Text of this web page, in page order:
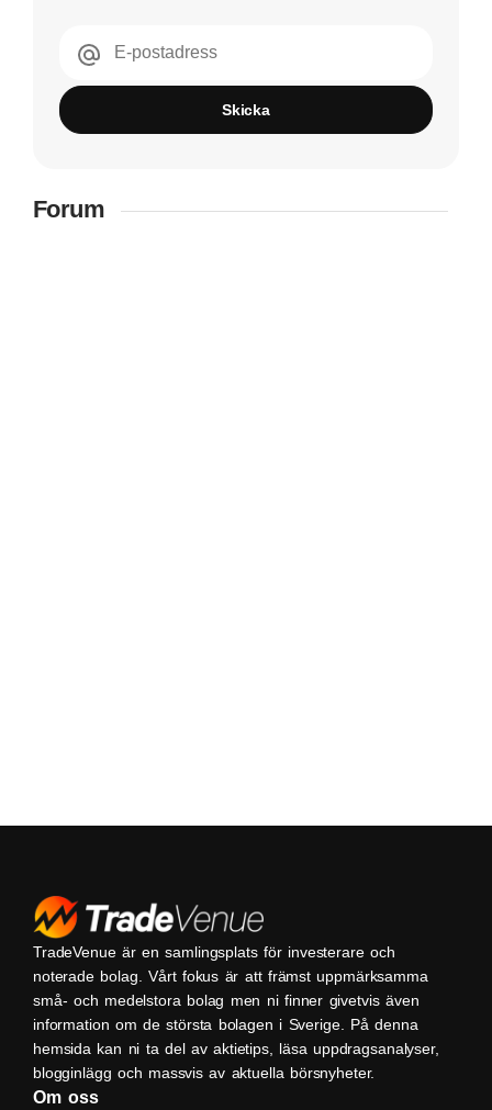
E-postadress
Skicka
Forum
TradeVenue är en samlingsplats för investerare och
noterade bolag. Vårt fokus är att främst uppmärksamma
små- och medelstora bolag men ni finner givetvis även
information om de största bolagen i Sverige. På denna
hemsida kan ni ta del av aktietips, läsa uppdragsanalyser,
blogginlägg och massvis av aktuella börsnyheter.
Om oss